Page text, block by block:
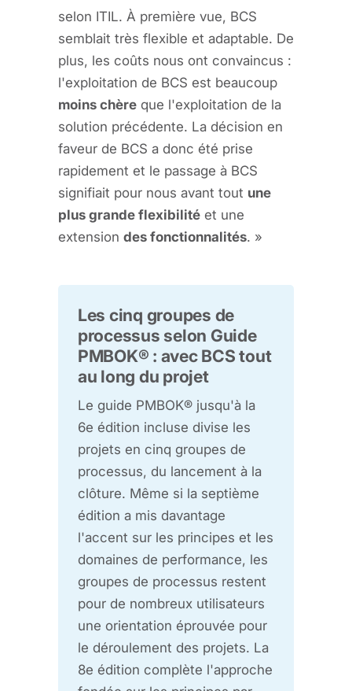
selon ITIL. À première vue, BCS
semblait très flexible et adaptable. De
plus, les coûts nous ont convaincus :
l'exploitation de BCS est beaucoup
moins chère que l'exploitation de la
solution précédente. La décision en
faveur de BCS a donc été prise
rapidement et le passage à BCS
signifiait pour nous avant tout une
plus grande flexibilité et une
extension des fonctionnalités. »
Les cinq groupes de
processus selon Guide
PMBOK® : avec BCS tout
au long du projet
Le guide PMBOK® jusqu'à la
6e édition incluse divise les
projets en cinq groupes de
processus, du lancement à la
clôture. Même si la septième
édition a mis davantage
l'accent sur les principes et les
domaines de performance, les
groupes de processus restent
pour de nombreux utilisateurs
une orientation éprouvée pour
le déroulement des projets. La
8e édition complète l'approche